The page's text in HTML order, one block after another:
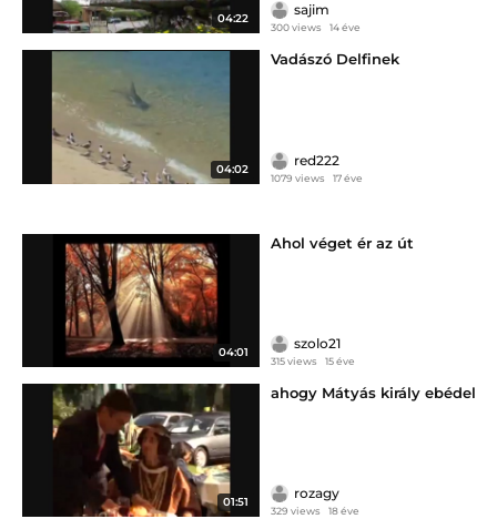
04:22
sajim
300 views 14 éve
04:02
Vadászó Delfinek
red222
1079 views 17 éve
04:01
Ahol véget ér az út
szolo21
315 views 15 éve
01:51
ahogy Mátyás király ebédel
rozagy
329 views 18 éve